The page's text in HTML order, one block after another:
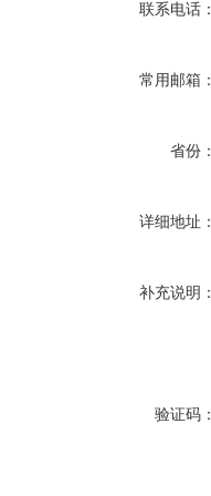
联系电话：
常用邮箱：
省份：
详细地址：
补充说明：
验证码：